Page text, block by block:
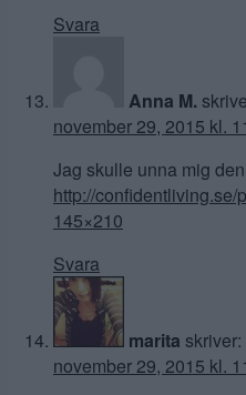
Svara
Anna M.
november 29, 2015 kl.
Jag skulle unna mig
http://
145×210
Svara
marita skriver:
november 29, 2015 kl.